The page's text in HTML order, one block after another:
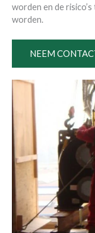
worden en de
worden.
NEEM